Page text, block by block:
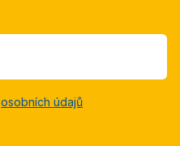
osobních údajů